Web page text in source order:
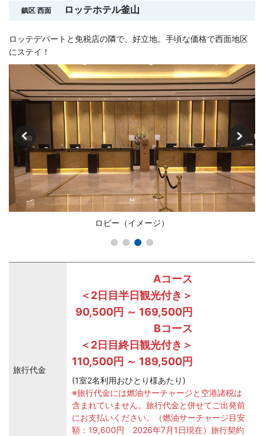
鎮区 西面 ロッテホテル釜山
ロッテデパートと免税店の隣で、好立地。手頃な価格で西面地区
にステイ！
ロビー（イメージ）
旅行代金
Aコース
＜2日目半日観光付き＞
90,500円 ～ 169,500円
Bコース
＜2日目終日観光付き＞
110,500円 ～ 189,500円
(1室2名利用おひとり様あたり)
※旅行代金には燃油サーチャージと空港諸税は
含まれていません。旅行代金と併せてご出発前
にお支払いください。（燃油サーチャージ目安
額：19,600円 2026年7月1日現在）旅行契約